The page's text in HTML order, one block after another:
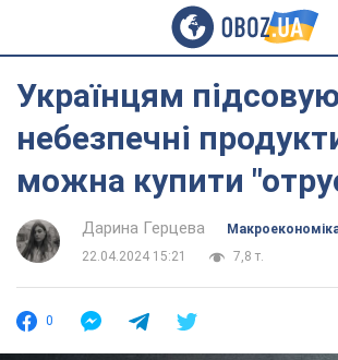
Українцям
небезпечні
можна купити
Дарина Герцева
22.04.2024 15:21
7,8 т.
0